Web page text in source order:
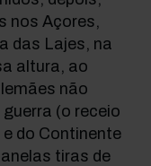
nos Açores,
das Lajes, na
altura, ao
não
(o receio
do Continente
tiras de